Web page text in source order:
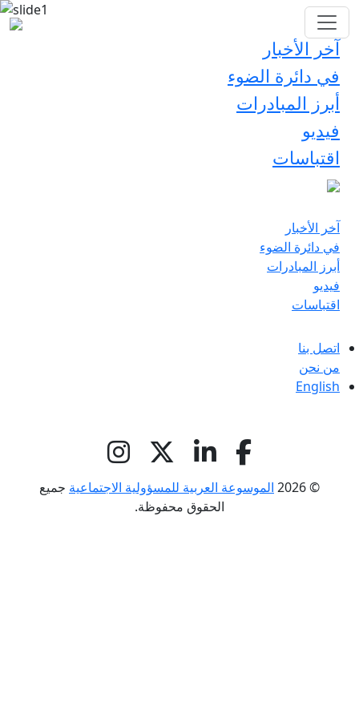
آخر الأخبار
في دائرة الضوء
أبرز المبادرات
فيديو
اقتباسات
آخر الأخبار
في دائرة الضوء
أبرز المبادرات
فيديو
اقتباسات
اتصل بنا
من نحن
English
© 2026 الموسوعة العربية للمسؤولية الاجتماعية جميع
الحقوق محفوظة.